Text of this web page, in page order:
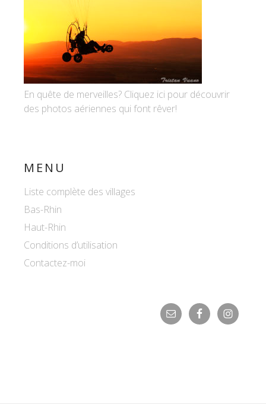
En quête de merveilles? Cliquez ici pour découvrir
des photos aériennes qui font rêver!
MENU
Liste complète des villages
Bas-Rhin
Haut-Rhin
Conditions d’utilisation
Contactez-moi